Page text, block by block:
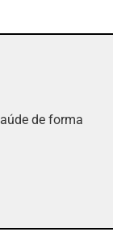
de forma